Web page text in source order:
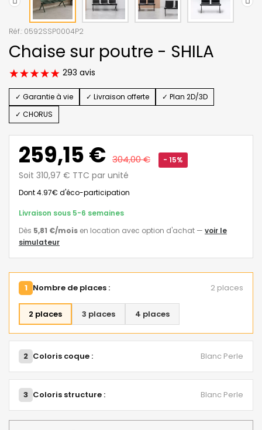
Réf.: 0592SSP0004P2
Chaise sur poutre - SHILA
293 avis
✓ Garantie à vie ✓ Livraison offerte
✓ Plan 2D/3D
✓ CHORUS
259,15 € 304,00 € - 15%
Soit 310,97 € TTC par unité
Dont 4.97€ d'éco-participation
Livraison sous 5-6 semaines
Dès 5,81 €/mois en location avec option d'achat — voir le
simulateur
1 Nombre de places : 2 places
2 places 3 places 4 places
2 Coloris coque : Blanc Perle
3 Coloris structure : Blanc Perle